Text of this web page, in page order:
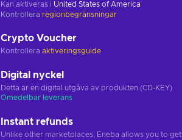
Kan aktiveras i United States of America
Kontrollera regionbegränsningar
Crypto Voucher
Kontrollera aktiveringsguide
Digital nyckel
Detta är en digital utgåva av produkten (CD-KEY)
Omedelbar leverans
Instant refunds
Unlike other marketplaces, Eneba allows you to get